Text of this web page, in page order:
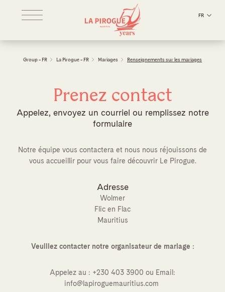
FR
Group - FR La Pirogue - FR Mariages Renseignements sur les mariages
Prenez contact
Appelez, envoyez un courriel ou remplissez notre
formulaire
Notre équipe vous contactera et nous nous réjouissons de
vous accueillir pour vous faire découvrir Le Pirogue.
Adresse
Wolmer
Flic en Flac
Mauritius
Veuillez contacter notre organisateur de mariage :
Appelez au : +230 403 3900 ou Email:
info@lapiroguemauritius.com